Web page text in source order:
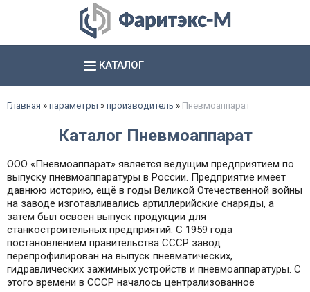
КАТАЛОГ
Главная » параметры » производитель » Пневмоаппарат
Каталог Пневмоаппарат
ООО «Пневмоаппарат» является ведущим предприятием по
выпуску пневмоаппаратуры в России. Предприятие имеет
давнюю историю, ещё в годы Великой Отечественной войны
на заводе изготавливались артиллерийские снаряды, а
затем был освоен выпуск продукции для
станкостроительных предприятий. С 1959 года
постановлением правительства СССР завод
перепрофилирован на выпуск пневматических,
гидравлических зажимных устройств и пневмоаппаратуры. С
этого времени в СССР началось централизованное